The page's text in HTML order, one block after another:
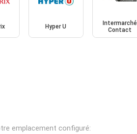
Hyper U
Intermarché
Contact
emplacement configuré: